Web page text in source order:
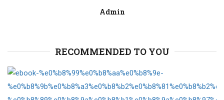
Admin
RECOMMENDED TO YOU